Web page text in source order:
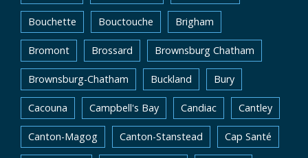
Bouchette Bouctouche Brigham
Bromont Brossard Brownsburg Chatham
Brownsburg-Chatham Buckland Bury
Cacouna Campbell's Bay Candiac Cantley
Canton-Magog Canton-Stanstead Cap Santé